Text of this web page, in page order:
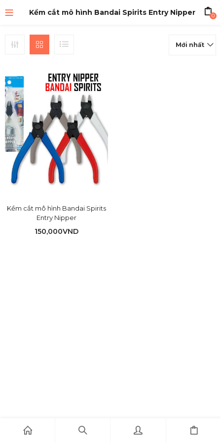
Kềm cắt mô hình Bandai Spirits Entry Nipper 0
Mới nhất
Kềm cắt mô hình Bandai Spirits
Entry Nipper
150,000VND